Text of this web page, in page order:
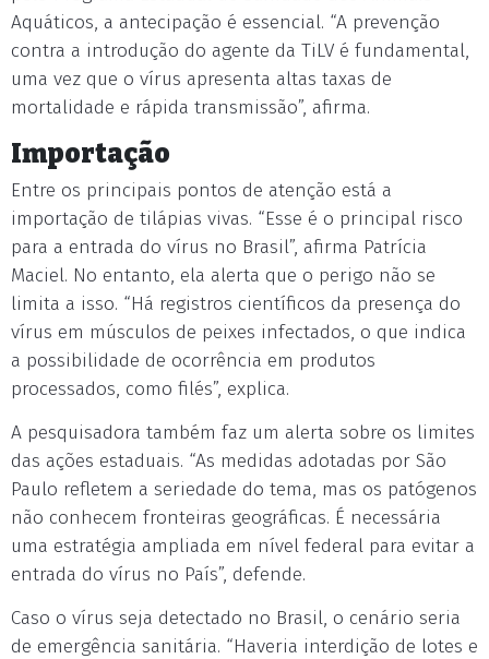
Aquáticos, a antecipação é essencial. “A prevenção
contra a introdução do agente da TiLV é fundamental,
uma vez que o vírus apresenta altas taxas de
mortalidade e rápida transmissão”, afirma.
Importação
Entre os principais pontos de atenção está a
importação de tilápias vivas. “Esse é o principal risco
para a entrada do vírus no Brasil”, afirma Patrícia
Maciel. No entanto, ela alerta que o perigo não se
limita a isso. “Há registros científicos da presença do
vírus em músculos de peixes infectados, o que indica
a possibilidade de ocorrência em produtos
processados, como filés”, explica.
A pesquisadora também faz um alerta sobre os limites
das ações estaduais. “As medidas adotadas por São
Paulo refletem a seriedade do tema, mas os patógenos
não conhecem fronteiras geográficas. É necessária
uma estratégia ampliada em nível federal para evitar a
entrada do vírus no País”, defende.
Caso o vírus seja detectado no Brasil, o cenário seria
de emergência sanitária. “Haveria interdição de lotes e